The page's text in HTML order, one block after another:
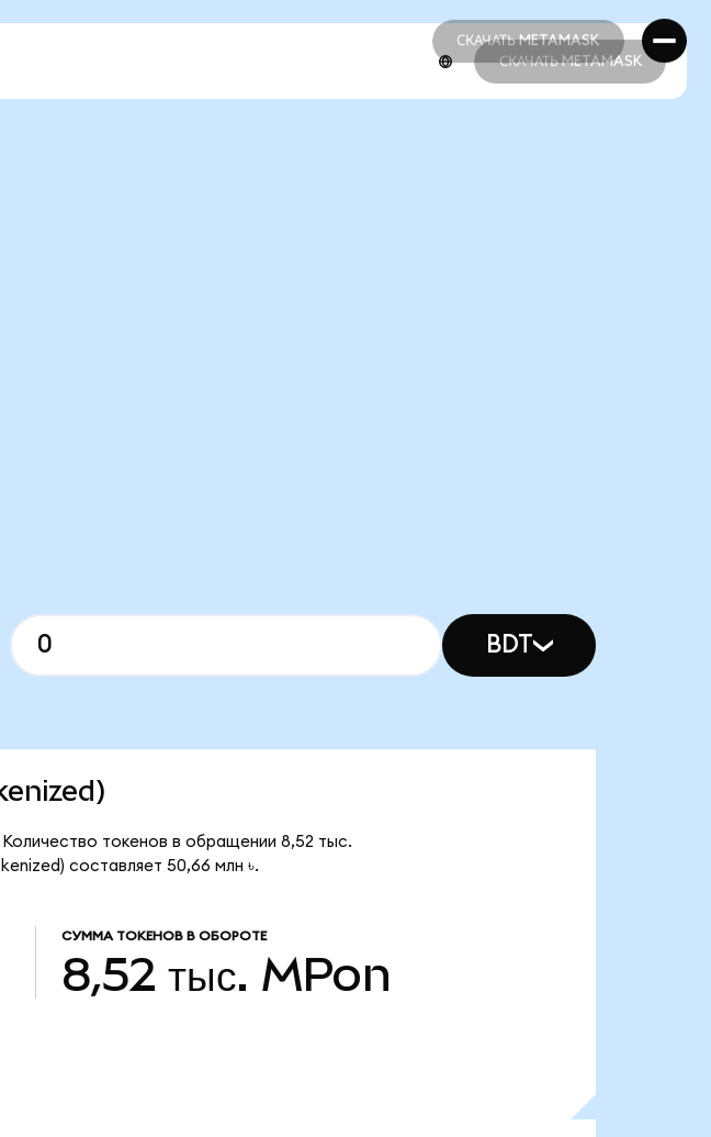
СКАЧАТЬ METAMASK
СКАЧАТЬ METAMASK
СКАЧАТЬ METAMASK
BDT
токенов в обращении 8,52 тыс.
составляет 50,66 млн ৳.
СУММА ТОКЕНОВ В ОБОРОТЕ
8,52 тыс. MPon